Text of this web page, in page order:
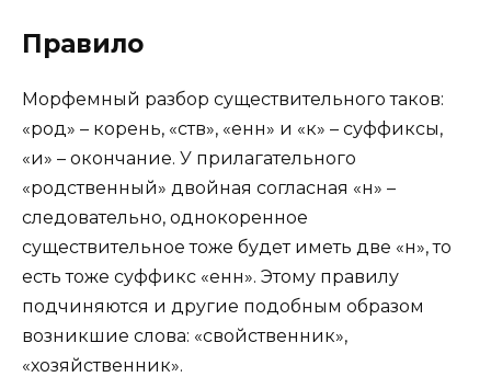
Правило
Морфемный разбор существительного таков:
«род» – корень, «ств», «енн» и «к» – суффиксы,
«и» – окончание. У прилагательного
«родственный» двойная согласная «н» –
следовательно, однокоренное
существительное тоже будет иметь две «н», то
есть тоже суффикс «енн». Этому правилу
подчиняются и другие подобным образом
возникшие слова: «свойственник»,
«хозяйственник».